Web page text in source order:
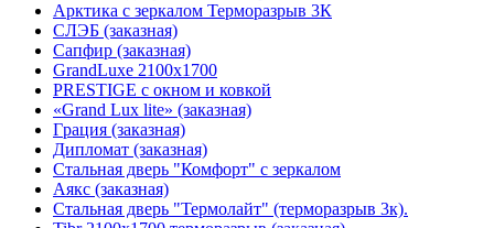
Арктика с зеркалом Терморазрыв 3К
СЛЭБ (заказная)
Сапфир (заказная)
GrandLuxe 2100х1700
PRESTIGE с окном и ковкой
«Grand Lux lite» (заказная)
Гpация (заказная)
Дипломат (заказная)
Стальная дверь "Комфорт" с зеркалом
Аякс (заказная)
Стальная дверь "Термолайт" (терморазрыв 3к).